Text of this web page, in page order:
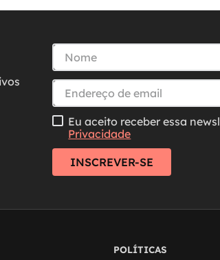
Eu aceito receber essa
Privacidade
INSCREVER-SE
POLÍTICAS